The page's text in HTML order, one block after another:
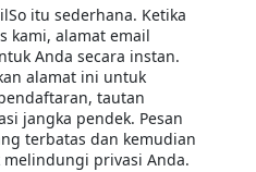
itu sederhana. Ketika
kami, alamat email
Anda secara instan.
alamat ini untuk
tautan
jangka pendek. Pesan
terbatas dan kemudian
privasi Anda.